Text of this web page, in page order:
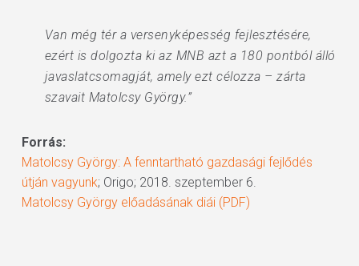
Van még tér a versenyképesség fejlesztésére,
ezért is dolgozta ki az MNB azt a 180 pontból álló
javaslatcsomagját, amely ezt célozza – zárta
szavait Matolcsy György.”
Forrás:
Matolcsy György: A fenntartható gazdasági fejlődés
útján vagyunk; Origo; 2018. szeptember 6.
Matolcsy György előadásának diái (PDF)